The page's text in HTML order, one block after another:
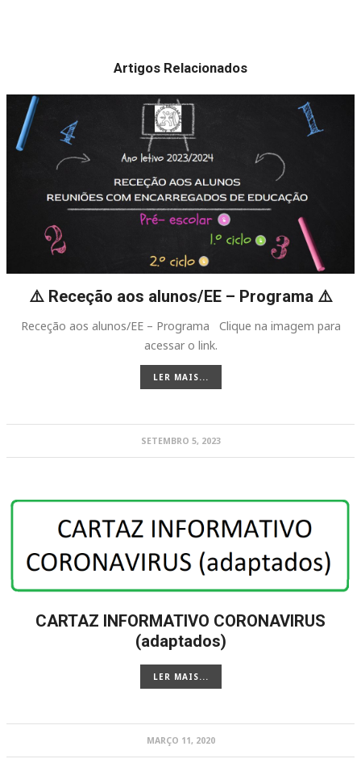
Artigos Relacionados
⚠️ Receção aos alunos/EE – Programa ⚠️
Receção aos alunos/EE – Programa Clique na imagem para
acessar o link.
LER MAIS...
SETEMBRO 5, 2023
CARTAZ INFORMATIVO CORONAVIRUS
(adaptados)
LER MAIS...
MARÇO 11, 2020